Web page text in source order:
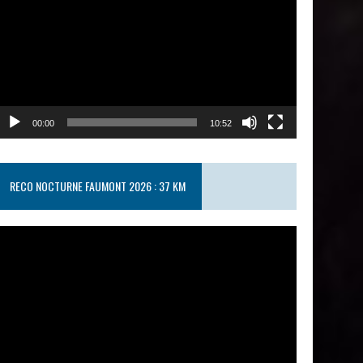
00:00 10:52
RECO NOCTURNE FAUMONT 2026 : 37 KM